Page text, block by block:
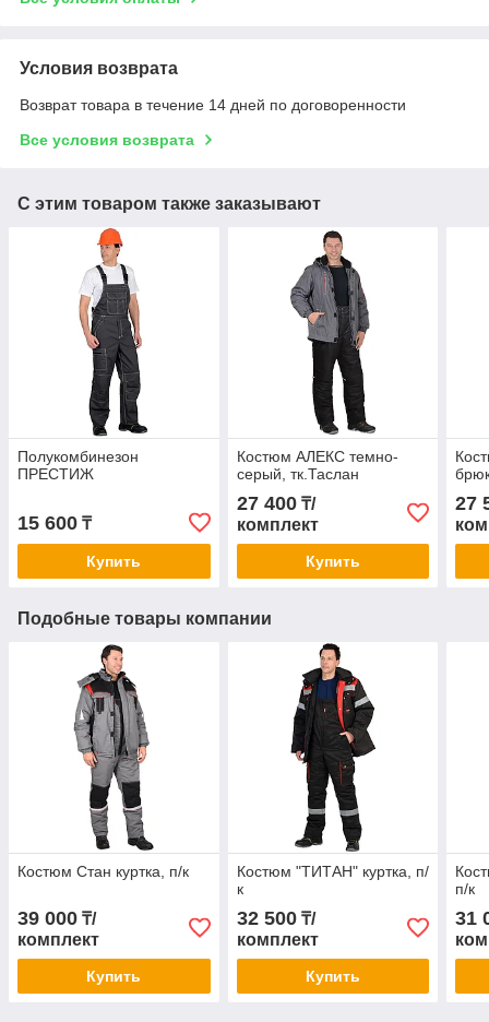
Условия возврата
Возврат товара в течение 14 дней по договоренности
Все условия возврата
С этим товаром также заказывают
Полукомбинезон
ПРЕСТИЖ
15 600 ₸
Купить
Костюм АЛЕКС темно-
серый, тк.Таслан
27 400₸/
комплект
Купить
27
Подобные товары компании
Костюм Стан куртка, п/к
39 000 ₸/
комплект
Купить
Костюм "ТИТАН" куртка, п/
к
32 500₸/
комплект
Купить
п/к
31